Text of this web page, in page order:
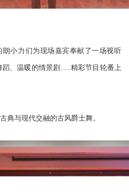
小力们为现场嘉宾奉献了一场视听
、温暖的情景剧……精彩节目轮番上
典与现代交融的古风爵士舞。